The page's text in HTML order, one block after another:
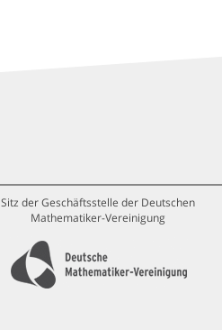
Sitz der Geschäftsstelle der Deutschen
Mathematiker-Vereinigung